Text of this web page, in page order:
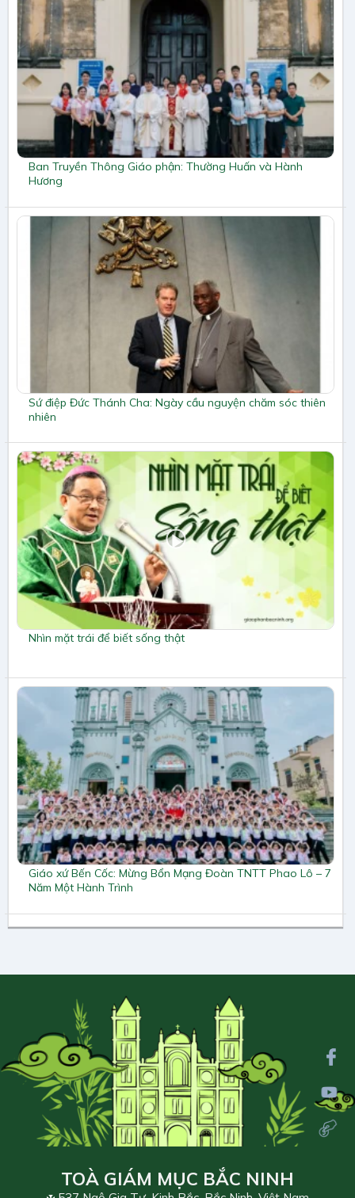
Ban Truyền Thông Giáo phận: Thường Huấn và Hành
Hương
Sứ điệp Đức Thánh Cha: Ngày cầu nguyện chăm sóc thiên
nhiên
Nhìn mặt trái để biết sống thật
Giáo xứ Bến Cốc: Mừng Bổn Mạng Đoàn TNTT Phao Lô – 7
Năm Một Hành Trình
TOÀ GIÁM MỤC BẮC NINH